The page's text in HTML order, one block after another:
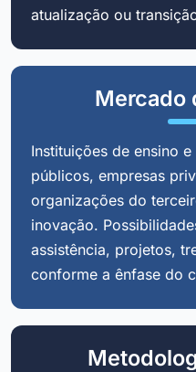
atualização ou
Mercado
Instituições de ensino
públicos, empresas
organizações do
inovação.
assistência, projetos,
conforme a ênfase do